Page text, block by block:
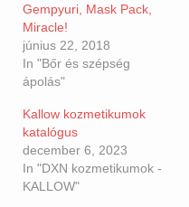
Gempyuri, Mask Pack,
Miracle!
június 22, 2018
In "Bőr és szépség
ápolás"
Kallow kozmetikumok
katalógus
december 6, 2023
In "DXN kozmetikumok -
KALLOW"